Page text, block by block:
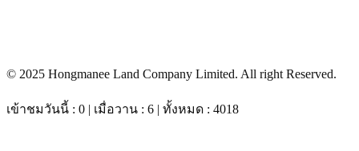
© 2025 Hongmanee Land Company Limited. All right Reserved.
เข้าชมวันนี้ : 0 | เมื่อวาน : 6 | ทั้งหมด : 4018